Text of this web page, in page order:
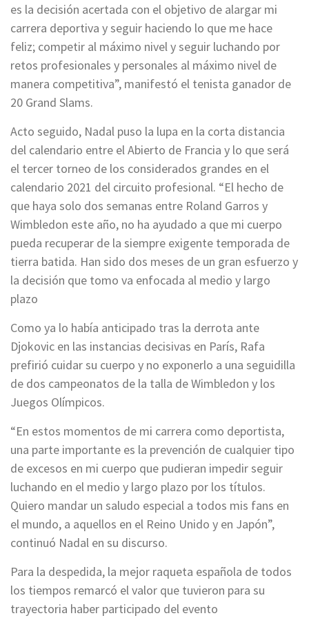
es la decisión acertada con el objetivo de alargar mi
carrera deportiva y seguir haciendo lo que me hace
feliz; competir al máximo nivel y seguir luchando por
retos profesionales y personales al máximo nivel de
manera competitiva”, manifestó el tenista ganador de
20 Grand Slams.
Acto seguido, Nadal puso la lupa en la corta distancia
del calendario entre el Abierto de Francia y lo que será
el tercer torneo de los considerados grandes en el
calendario 2021 del circuito profesional. “El hecho de
que haya solo dos semanas entre Roland Garros y
Wimbledon este año, no ha ayudado a que mi cuerpo
pueda recuperar de la siempre exigente temporada de
tierra batida. Han sido dos meses de un gran esfuerzo y
la decisión que tomo va enfocada al medio y largo
plazo
Como ya lo había anticipado tras la derrota ante
Djokovic en las instancias decisivas en París, Rafa
prefirió cuidar su cuerpo y no exponerlo a una seguidilla
de dos campeonatos de la talla de Wimbledon y los
Juegos Olímpicos.
“En estos momentos de mi carrera como deportista,
una parte importante es la prevención de cualquier tipo
de excesos en mi cuerpo que pudieran impedir seguir
luchando en el medio y largo plazo por los títulos.
Quiero mandar un saludo especial a todos mis fans en
el mundo, a aquellos en el Reino Unido y en Japón”,
continuó Nadal en su discurso.
Para la despedida, la mejor raqueta española de todos
los tiempos remarcó el valor que tuvieron para su
trayectoria haber participado del evento